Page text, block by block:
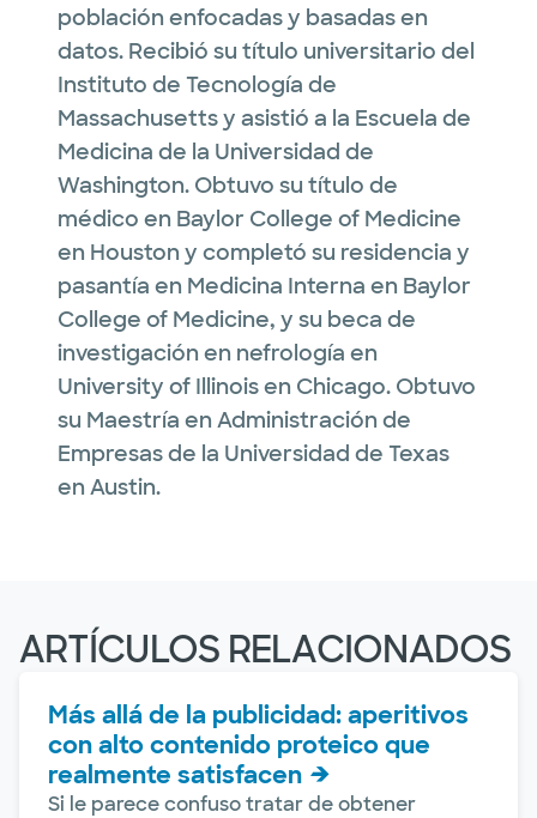
población enfocadas y basadas en
datos. Recibió su título universitario del
Instituto de Tecnología de
Massachusetts y asistió a la Escuela de
Medicina de la Universidad de
Washington. Obtuvo su título de
médico en Baylor College of Medicine
en Houston y completó su residencia y
pasantía en Medicina Interna en Baylor
College of Medicine, y su beca de
investigación en nefrología en
University of Illinois en Chicago. Obtuvo
su Maestría en Administración de
Empresas de la Universidad de Texas
en Austin.
ARTÍCULOS RELACIONADOS
Más allá de la publicidad: aperitivos
con alto contenido proteico que
realmente satisfacen
Si le parece confuso tratar de obtener